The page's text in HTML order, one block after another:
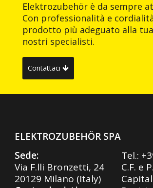
Elektrozubehör è da sempre
Con professionalità e
prodotto più adeguato alla
nostri specialisti.
Contattaci
ELEKTROZUBEHÖR SPA
Sede:
Via F.lli Bronzetti, 24
20129 Milano (Italy)
Tel.:
C.F. e